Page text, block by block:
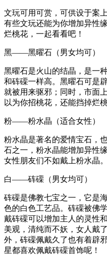
文玩可用可赏，可供设于案
有些文玩还能为你增加异性
烂桃花，一起看看吧！
黑——黑曜石（男女均可）
黑曜石是火山的结晶，是一
和砗磲一样高。黑曜石可是
就被用来驱邪；同时，市面
以为你招桃花，还能挡掉烂桃
粉——粉水晶（适合女性）
粉水晶是著名的爱情宝石，
石之一，粉水晶能增加异性
女性朋友们不如戴上粉水晶。
白——砗磲（男女均可）
砗磲是佛教七宝之一，它是
色的白色工艺品。砗磲被佛
戴砗磲可以增加主人的灵性
美观，清纯而不妖，女人戴
外，砗磲佩戴久了也有着辟
星都喜欢佩戴砗磲首饰呢！